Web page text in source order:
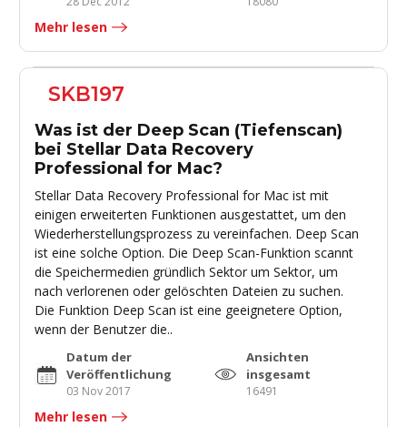
Mehr lesen
SKB197
Was ist der Deep Scan (Tiefenscan)
bei Stellar Data Recovery
Professional for Mac?
Stellar Data Recovery Professional for Mac ist mit
einigen erweiterten Funktionen ausgestattet, um den
Wiederherstellungsprozess zu vereinfachen. Deep Scan
ist eine solche Option. Die Deep Scan-Funktion scannt
die Speichermedien gründlich Sektor um Sektor, um
nach verlorenen oder gelöschten Dateien zu suchen.
Die Funktion Deep Scan ist eine geeignetere Option,
wenn der Benutzer die..
Datum der
Veröffentlichung
03 Nov 2017
Ansichten
insgesamt
16491
Mehr lesen